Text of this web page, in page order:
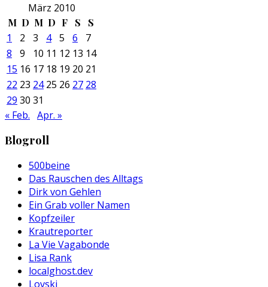
März 2010
M D M D F S S
1 2 3 4 5 6
7
8
9 10 11 12 13 14
15 16 17 18 19 20 21
22 23 24 25 26 27 28
29 30 31
« Feb. Apr. »
Blogroll
500beine
Das Rauschen des Alltags
Dirk von Gehlen
Ein Grab voller Namen
Kopfzeiler
Krautreporter
La Vie Vagabonde
Lisa Rank
localghost.dev
Lovski